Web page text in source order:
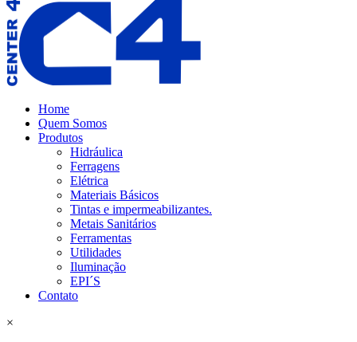
Home
Quem Somos
Produtos
Hidráulica
Ferragens
Elétrica
Materiais Básicos
Tintas e impermeabilizantes.
Metais Sanitários
Ferramentas
Utilidades
Iluminação
EPI´S
Contato
×